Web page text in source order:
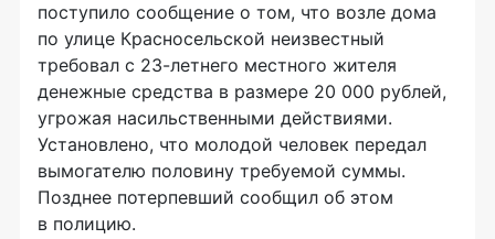
поступило сообщение о том, что возле дома
по улице Красносельской неизвестный
требовал с 23-летнего местного жителя
денежные средства в размере 20 000 рублей,
угрожая насильственными действиями.
Установлено, что молодой человек передал
вымогателю половину требуемой суммы.
Позднее потерпевший сообщил об этом
в полицию.